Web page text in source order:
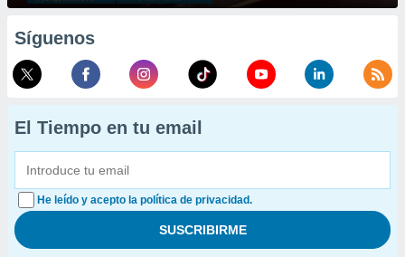
Síguenos
El Tiempo en tu email
He leído y acepto la política de privacidad.